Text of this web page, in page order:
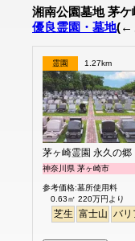
湘南公園墓地 茅
優良霊園・墓地(←
霊園 1.27km
茅ヶ崎霊園 永久の郷
神奈川県 茅ヶ崎市
参考価格:墓所使用料
0.63㎡ 220万円より
芝生 富士山 バリ